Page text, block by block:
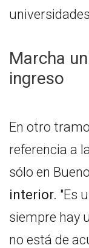
Marcha
ingreso
En otro
referencia a
sólo en
interior. "Es
siempre hay
no está de